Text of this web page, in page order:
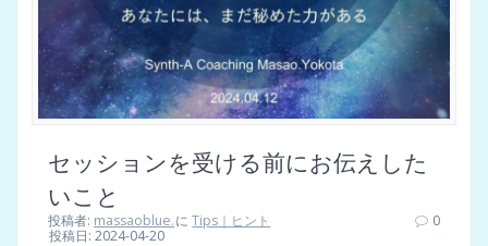
セッションを受ける前にお伝えした
いこと
投稿者: massaoblue.にTips｜ヒント
投稿日: 2024-04-20
0